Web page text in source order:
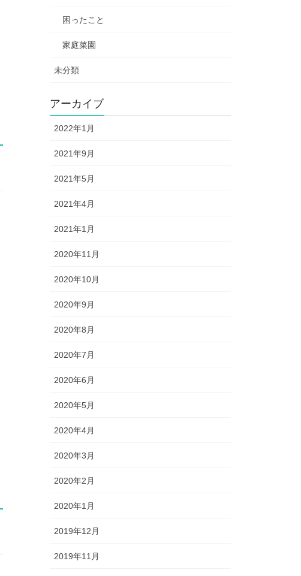
困ったこと
家庭菜園
未分類
アーカイブ
2022年1月
2021年9月
2021年5月
2021年4月
2021年1月
2020年11月
2020年10月
2020年9月
2020年8月
2020年7月
2020年6月
2020年5月
2020年4月
2020年3月
2020年2月
2020年1月
2019年12月
2019年11月